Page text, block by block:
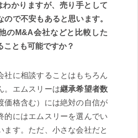
わかりますが、売り手として
ので不安もあると思います。
のM&A会社などと比較した
ことも可能ですか？
社に相談することはもちろん
。エムスリーは継承希望者数
価格含む）には絶対の自信が
的にはエムスリーを選んでい
ます。ただ、小さな会社だと